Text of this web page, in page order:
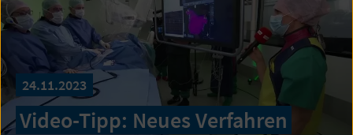
24.11.2023
Video-Tipp: Neues Verfahren